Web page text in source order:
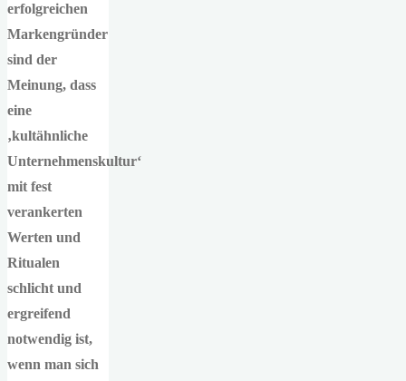
erfolgreichen
Markengründer
sind der
Meinung, dass
eine
‚kultähnliche
Unternehmenskultur‘
mit fest
verankerten
Werten und
Ritualen
schlicht und
ergreifend
notwendig ist,
wenn man sich